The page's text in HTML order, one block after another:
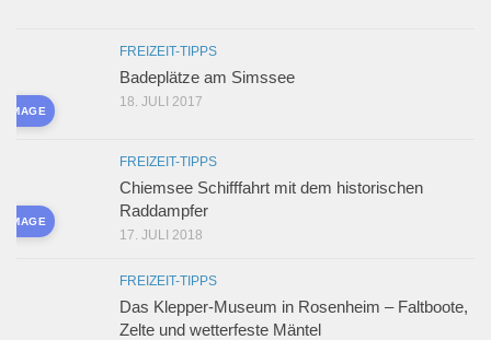
IMAGE
FREIZEIT-TIPPS
Badeplätze am Simssee
18. JULI 2017
IMAGE
FREIZEIT-TIPPS
Chiemsee Schifffahrt mit dem historischen
Raddampfer
17. JULI 2018
FREIZEIT-TIPPS
Das Klepper-Museum in Rosenheim – Faltboote,
Zelte und wetterfeste Mäntel